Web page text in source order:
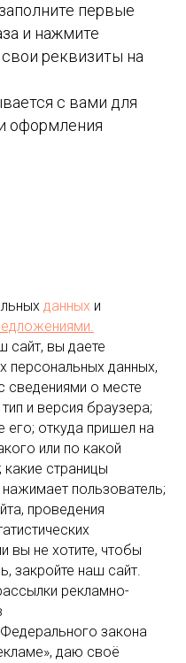
первые
и нажмите
реквизиты на
с вами для
оформления
данных и
сайт, вы даете
персональных данных,
сведениями о месте
и версия браузера;
его; откуда пришел на
или по какой
страницы
нажимает пользователь;
проведения
вы не хотите, чтобы
закройте наш сайт.
рекламно-
закона
даю своё